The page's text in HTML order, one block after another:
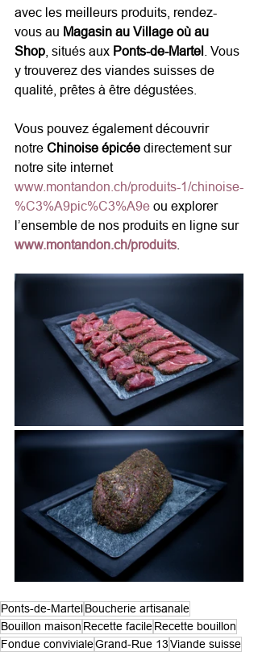
avec les meilleurs produits, rendez-
vous au Magasin au Village où au
Shop , situés aux Ponts-de-Martel . Vous
y trouverez des viandes suisses de
qualité, prêtes à être dégustées.
Vous pouvez également découvrir
notre Chinoise épicée directement sur
notre site internet
www.montandon.ch/produits-1/chinoise-
%C3%A9pic%C3%A9e ou explorer
l’ensemble de nos produits en ligne sur
www.montandon.ch/produits
Ponts-de-MartelBoucherie artisanale
Bouillon maison Recette facileRecette bouillon
Fondue convivialeGrand-Rue 13Viande suisse